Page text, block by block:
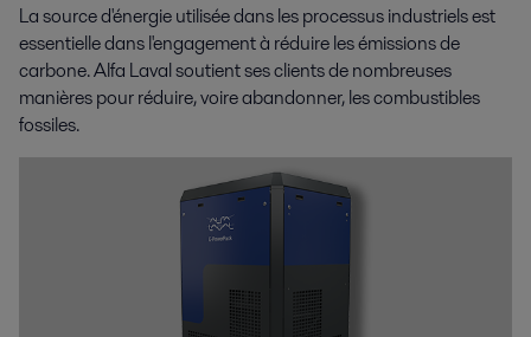
La source d'énergie utilisée dans les processus industriels est
essentielle dans l'engagement à réduire les émissions de
carbone. Alfa Laval soutient ses clients de nombreuses
manières pour réduire, voire abandonner, les combustibles
fossiles.